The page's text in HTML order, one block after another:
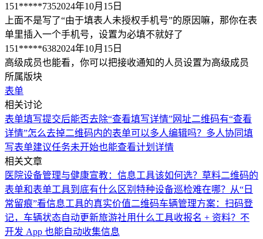
151*****7352024年10月15日
上面不是写了“由于填表人未授权手机号”的原因嘛，那你在表
单里插入一个手机号，设置为必填不就好了
151*****6382024年10月15日
高级成员也能看，你可以把接收通知的人员设置为高级成员
所属版块
表单
相关讨论
表单填写提交后能否去除“查看填写详情”网址二维码有“查看
详情”怎么去掉二维码内的表单可以多人编辑吗？ 多人协同填
写表单建议任务未开始也能查看计划详情
相关文章
医院设备管理与健康宣教：信息工具该如何选？ 草料二维码的
表单和表单工具到底有什么区别 特种设备巡检难在哪？从“日
常留痕”看信息工具的真实价值二维码车辆管理方案：扫码登
记，车辆状态自动更新旅游社用什么工具收报名 + 资料？不
开发 App 也能自动收集信息